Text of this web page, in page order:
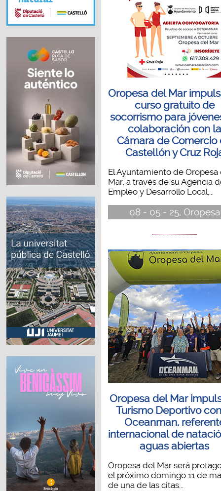
Oropesa del Mar
curso gratuito de
socorrismo para
colaboración con la
Cámara de Comercio
Castellón y Cruz
El Ayuntamiento de Oropesa
Mar, a través de su Agencia
Empleo y Desarrollo Local,...
08 - 05 - 25, Oropesa
Oropesa del Mar
Turismo Deportivo
Oceanman,
internacional de
aguas abiertas
Oropesa del Mar será
el próximo domingo 11 de
de una de las citas...